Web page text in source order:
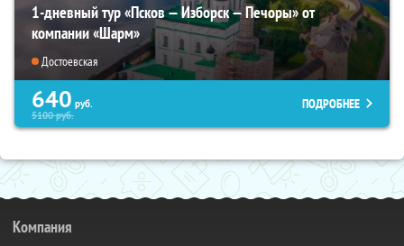
1-дневный тур «Псков — Изборск — Печоры» от
компании «Шарм»
Достоевская
640 руб.
5100руб.
ПОДРОБНЕЕ
Компания